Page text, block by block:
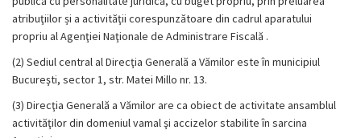
atribuţiilor și a activităţii corespunzătoare din cadrul aparatului
propriu al Agenţiei Naţionale de Administrare Fiscală .
(2) Sediul central al Direcţia Generală a Vămilor este în municipiul
Bucureşti, sector 1, str. Matei Millo nr. 13.
(3) Direcţia Generală a Vămilor are ca obiect de activitate ansamblul
activităţilor din domeniul vamal şi accizelor stabilite în sarcina